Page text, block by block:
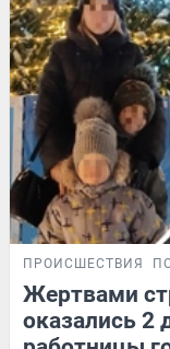
ПРОИСШЕСТВИЯ
Жертвами
оказались 2